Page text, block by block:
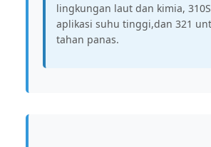
lingkungan laut dan kimia,
aplikasi suhu tinggi,dan 321
tahan panas.